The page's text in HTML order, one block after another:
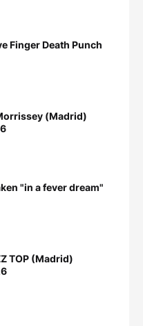
Finger Death Punch
(Madrid)
"in a fever dream"
TOP (Madrid)